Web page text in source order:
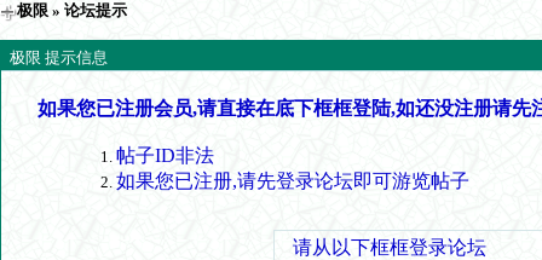
极限 » 论坛提示
极限 提示信息
如果您已注册会员,请直接在底下框框登陆,如还没注册请先
帖子ID非法
如果您已注册,请先登录论坛即可游览帖子
请从以下框框登录论坛